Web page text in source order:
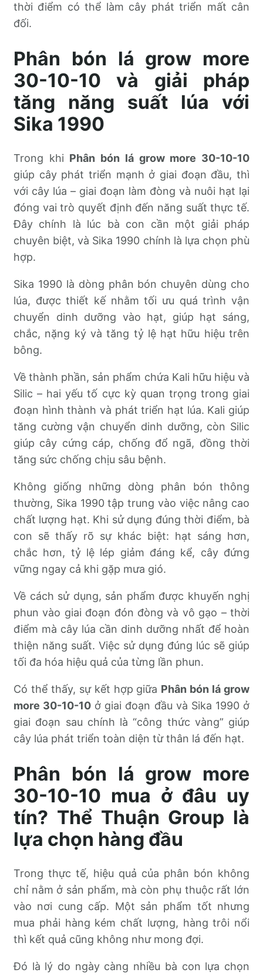
thời điểm có thể làm cây phát triển mất cân
đối.
Phân bón lá grow more
30-10-10 và giải pháp
tăng năng suất lúa với
Sika 1990
Trong khi Phân bón lá grow more 30-10-10
giúp cây phát triển mạnh ở giai đoạn đầu, thì
với cây lúa – giai đoạn làm đòng và nuôi hạt lại
đóng vai trò quyết định đến năng suất thực tế.
Đây chính là lúc bà con cần một giải pháp
chuyên biệt, và Sika 1990 chính là lựa chọn phù
hợp.
Sika 1990 là dòng phân bón chuyên dùng cho
lúa, được thiết kế nhằm tối ưu quá trình vận
chuyển dinh dưỡng vào hạt, giúp hạt sáng,
chắc, nặng ký và tăng tỷ lệ hạt hữu hiệu trên
bông.
Về thành phần, sản phẩm chứa Kali hữu hiệu và
Silic – hai yếu tố cực kỳ quan trọng trong giai
đoạn hình thành và phát triển hạt lúa. Kali giúp
tăng cường vận chuyển dinh dưỡng, còn Silic
giúp cây cứng cáp, chống đổ ngã, đồng thời
tăng sức chống chịu sâu bệnh.
Không giống những dòng phân bón thông
thường, Sika 1990 tập trung vào việc nâng cao
chất lượng hạt. Khi sử dụng đúng thời điểm, bà
con sẽ thấy rõ sự khác biệt: hạt sáng hơn,
chắc hơn, tỷ lệ lép giảm đáng kể, cây đứng
vững ngay cả khi gặp mưa gió.
Về cách sử dụng, sản phẩm được khuyến nghị
phun vào giai đoạn đón đòng và vô gạo – thời
điểm mà cây lúa cần dinh dưỡng nhất để hoàn
thiện năng suất. Việc sử dụng đúng lúc sẽ giúp
tối đa hóa hiệu quả của từng lần phun.
Có thể thấy, sự kết hợp giữa Phân bón lá grow
more 30-10-10 ở giai đoạn đầu và Sika 1990 ở
giai đoạn sau chính là “công thức vàng” giúp
cây lúa phát triển toàn diện từ thân lá đến hạt.
Phân bón lá grow more
30-10-10 mua ở đâu uy
tín? Thể Thuận Group là
lựa chọn hàng đầu
Trong thực tế, hiệu quả của phân bón không
chỉ nằm ở sản phẩm, mà còn phụ thuộc rất lớn
vào nơi cung cấp. Một sản phẩm tốt nhưng
mua phải hàng kém chất lượng, hàng trôi nổi
thì kết quả cũng không như mong đợi.
Đó là lý do ngày càng nhiều bà con lựa chọn